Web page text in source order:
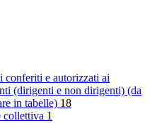
conferiti e autorizzati ai
(dirigenti e non dirigenti) (da
in tabelle) 18
collettiva 1